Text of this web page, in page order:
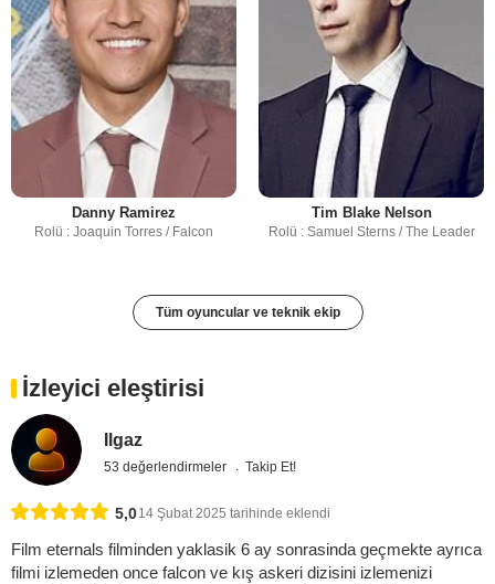
Danny Ramirez
Rolü : Joaquin Torres / Falcon
Tim Blake Nelson
Rolü : Samuel Sterns / The Leader
Tüm oyuncular ve teknik ekip
İzleyici eleştirisi
Ilgaz
53 değerlendirmeler Takip Et!
5,014 Şubat 2025 tarihinde eklendi
Film eternals filminden yaklasik 6 ay sonrasinda geçmekte ayrıca
filmi izlemeden once falcon ve kış askeri dizisini izlemenizi